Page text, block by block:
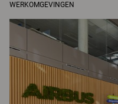
WERKOMGEVINGEN